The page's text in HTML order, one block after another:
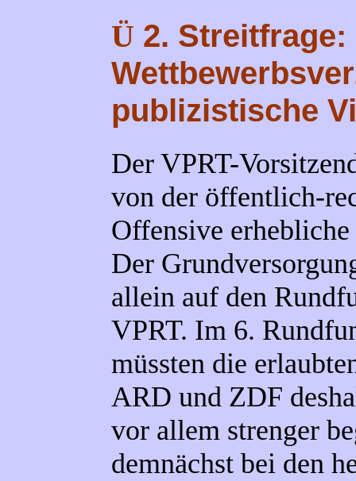
Ü 2. Streitfrage:
publizistische
Der VPRT-
von der öffentlich-
Offensive
Der
allein auf den
VPRT. Im 6.
müssten die
ARD und ZDF
vor allem strenger
demnächst bei den